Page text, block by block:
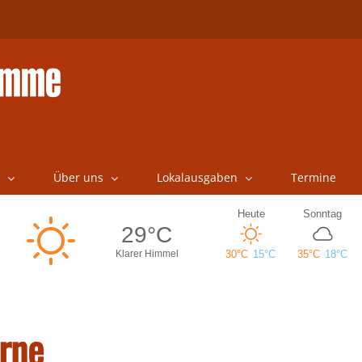
Über uns Lokalausgaben Termine